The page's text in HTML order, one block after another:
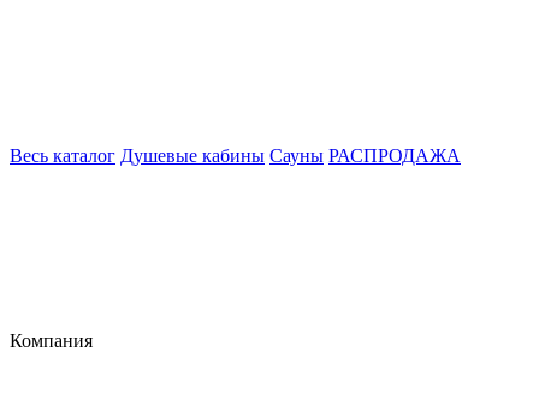
Весь каталог Душевые кабины Сауны РАСПРОДАЖА
Компания